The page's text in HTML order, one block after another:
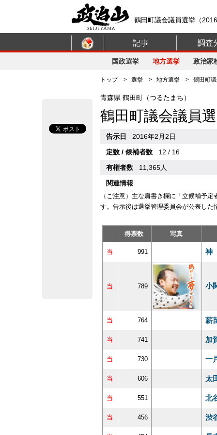
鶴田町議会議員選挙（
記事 調査
国政選挙 地方選挙 政治家
トップ> 選挙 > 地方選挙 > 鶴田町議
青森県 鶴田町（つるたまち）
鶴田町議会議員
告示日
2016年2月2日
定数 / 候補者数
12 / 16
有権者数
11,365人
関連情報
（ご注意）主な肩書き欄に「立候補予
す。告示後は選挙管理委員会が公表した
得票数 写真
当 991 神
当 789 小
当 764 薪
当 741 加
当 730 一
当 606 太
当 551 北
当 456 渋